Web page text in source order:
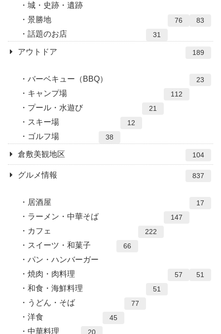
城・史跡・遺跡
83
景勝地 76
話題のお店 31
アウトドア 189
バーベキュー（BBQ） 23
キャンプ場 112
プール・水遊び 21
スキー場 12
ゴルフ場 38
倉敷美観地区 104
グルメ情報 837
居酒屋 17
ラーメン・中華そば 147
カフェ 222
スイーツ・和菓子 66
パン・ハンバーガー
51
焼肉・肉料理 57
和食・海鮮料理 51
うどん・そば 77
洋食 45
中華料理 20